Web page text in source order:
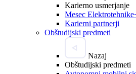
Karierno usmerjanje
Mesec
Karierni partnerji
Obštudijski predmeti
Nazaj
Obštudijski predmeti